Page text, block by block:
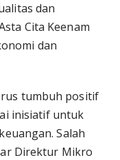
dan
Cita Keenam
dan
tumbuh positif
inisiatif untuk
Salah
Direktur Mikro